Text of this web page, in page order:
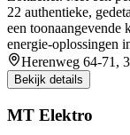
22 authentieke,
een toonaangevende
energie-oplossingen
Herenweg 64-71,
Bekijk details
MT Elektro